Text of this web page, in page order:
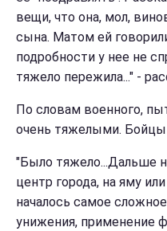
вещи, что она, мол,
сына. Матом ей
подробности у нее не
тяжело пережила..." -
По словам военного,
очень тяжелыми. Бойцы
"Было тяжело...Дальше
центр города, на яму
началось самое
унижения, применение